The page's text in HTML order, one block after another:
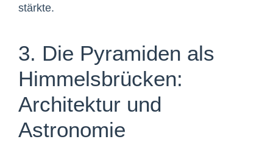
stärkte.
3. Die Pyramiden als
Himmelsbrücken:
Architektur und
Astronomie